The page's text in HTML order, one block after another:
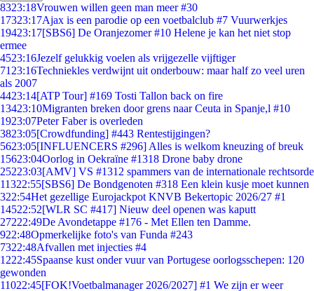
8323:18Vrouwen willen geen man meer #30
17323:17Ajax is een parodie op een voetbalclub #7 Vuurwerkjes
19423:17[SBS6] De Oranjezomer #10 Helene je kan het niet stop
ermee
4523:16Jezelf gelukkig voelen als vrijgezelle vijftiger
71 23:16Techniekles verdwijnt uit onderbouw: maar half zo veel uren
als 2007
4423:14[ATP Tour] #169 Tosti Tallon back on fire
13423:10Migranten breken door grens naar Ceuta in Spanje,l #10
1923:07Peter Faber is overleden
3823:05[Crowdfunding] #443 Rentestijgingen?
5623:05[INFLUENCERS #296] Alles is welkom kneuzing of breuk
15623:04Oorlog in Oekraïne #1318 Drone baby drone
25223:03[AMV] VS #1312 spammers van de internationale rechtsorde
11322:55[SBS6] De Bondgenoten #318 Een klein kusje moet kunnen
322:54Het gezellige Eurojackpot KNVB Bekertopic 2026/27 #1
14522:52[WLR SC #417] Nieuw deel openen was kaputt
27222:49De Avondetappe #176 - Met Ellen ten Damme.
922:48Opmerkelijke foto's van Funda #243
7322:48Afvallen met injecties #4
1222:45Spaanse kust onder vuur van Portugese oorlogsschepen: 120
gewonden
11022:45[FOK!Voetbalmanager 2026/2027] #1 We zijn er weer